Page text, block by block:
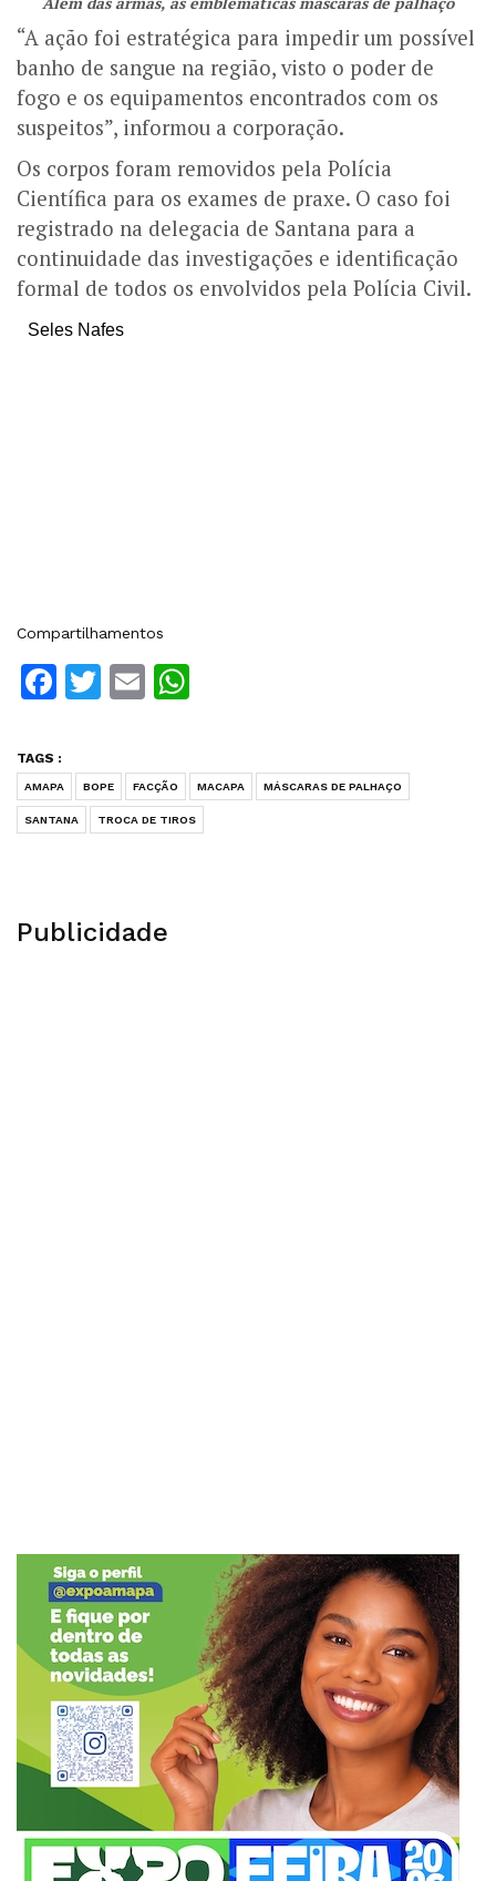
“A ação foi estratégica para impedir um possível
banho de sangue na região, visto o poder de
fogo e os equipamentos encontrados com os
suspeitos”, informou a corporação.
Os corpos foram removidos pela Polícia
Científica para os exames de praxe. O caso foi
registrado na delegacia de Santana para a
continuidade das investigações e identificação
formal de todos os envolvidos pela Polícia Civil.
Seles Nafes
Compartilhamentos
Facebook
Twitter
Email
TAGS :
AMAPA BOPE FACÇÃO MACAPA MÁSCARAS DE PALHAÇO
SANTANA TROCA DE TIROS
Publicidade